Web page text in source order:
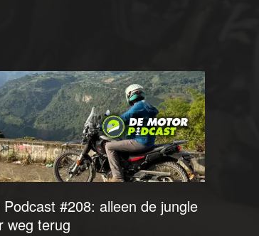
#208: alleen de jungle
weg terug